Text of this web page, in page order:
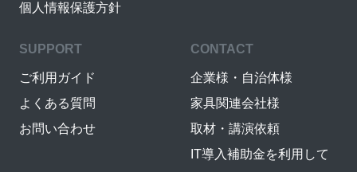
個人情報保護方針
SUPPORT
ご利用ガイド
よくある質問
お問い合わせ
CONTACT
企業様・自治体様
家具関連会社様
取材・講演依頼
IT導入補助金を利用して